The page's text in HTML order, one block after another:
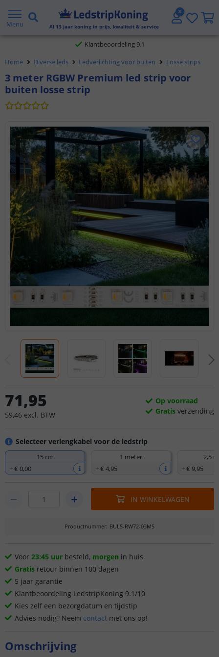
Menu Al 13 jaar koning in prijs, kwaliteit & service
Gratis verzending vanaf € 20,- NL en BE
Klantbeoordeling 9.1
Voor 23:45 uur besteld, morgen in huis
Home Diverse leds Ledverlichting voor buiten Losse strips
3 meter RGBW Premium led strip voor
buiten losse strip
Selecteer verlengkabel voor de ledstrip
15 cm
+€ 0,00
1 meter
+€ 4,95
2,5
+€ 9,95
71,95
59,46 excl. BTW
Op voorraad
Gratis verzending
IN WINKELWAGEN
Productnummer: BULS-RW72-03MS
Voor 23:45 uur besteld, morgen in huis
Gratis retour binnen 100 dagen
5 jaar garantie
Klantbeoordeling LedstripKoning 9.1/10
Kies zelf een bezorgdatum en tijdstip
Advies nodig? Neem contact met ons op!
Omschrijving